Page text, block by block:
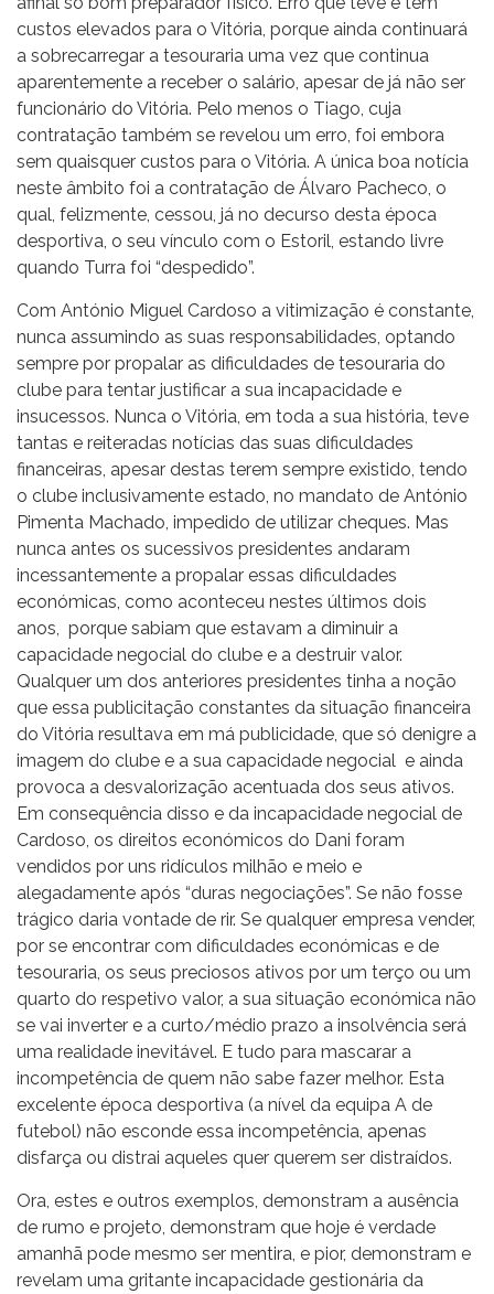
custos elevados para o Vitória, porque ainda continuará
a sobrecarregar a tesouraria uma vez que continua
aparentemente a receber o salário, apesar de já não ser
funcionário do Vitória. Pelo menos o Tiago, cuja
contratação também se revelou um erro, foi embora
sem quaisquer custos para o Vitória. A única boa notícia
neste âmbito foi a contratação de Álvaro Pacheco, o
qual, felizmente, cessou, já no decurso desta época
desportiva, o seu vínculo com o Estoril, estando livre
quando Turra foi “despedido”.
Com António Miguel Cardoso a vitimização é constante,
nunca assumindo as suas responsabilidades, optando
sempre por propalar as dificuldades de tesouraria do
clube para tentar justificar a sua incapacidade e
insucessos. Nunca o Vitória, em toda a sua história, teve
tantas e reiteradas notícias das suas dificuldades
financeiras, apesar destas terem sempre existido, tendo
o clube inclusivamente estado, no mandato de António
Pimenta Machado, impedido de utilizar cheques. Mas
nunca antes os sucessivos presidentes andaram
incessantemente a propalar essas dificuldades
económicas, como aconteceu nestes últimos dois
anos, porque sabiam que estavam a diminuir a
capacidade negocial do clube e a destruir valor.
Qualquer um dos anteriores presidentes tinha a noção
que essa publicitação constantes da situação financeira
do Vitória resultava em má publicidade, que só denigre a
imagem do clube e a sua capacidade negocial e ainda
provoca a desvalorização acentuada dos seus ativos.
Em consequência disso e da incapacidade negocial de
Cardoso, os direitos económicos do Dani foram
vendidos por uns ridículos milhão e meio e
alegadamente após “duras negociações”. Se não fosse
trágico daria vontade de rir. Se qualquer empresa vender,
por se encontrar com dificuldades económicas e de
tesouraria, os seus preciosos ativos por um terço ou um
quarto do respetivo valor, a sua situação económica não
se vai inverter e a curto/médio prazo a insolvência será
uma realidade inevitável. E tudo para mascarar a
incompetência de quem não sabe fazer melhor. Esta
excelente época desportiva (a nível da equipa A de
futebol) não esconde essa incompetência, apenas
disfarça ou distrai aqueles quer querem ser distraídos.
Ora, estes e outros exemplos, demonstram a ausência
de rumo e projeto, demonstram que hoje é verdade
amanhã pode mesmo ser mentira, e pior, demonstram e
revelam uma gritante incapacidade gestionária da